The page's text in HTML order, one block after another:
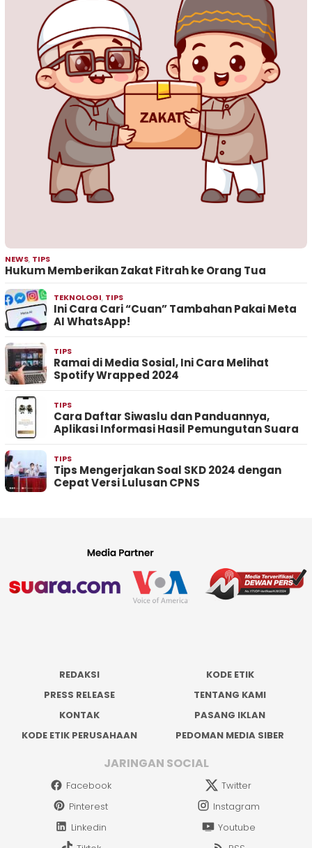
NEWS, TIPS
Hukum Memberikan Zakat Fitrah ke Orang Tua
TEKNOLOGI, TIPS
Ini Cara Cari “Cuan” Tambahan Pakai Meta
AI WhatsApp!
TIPS
Ramai di Media Sosial, Ini Cara Melihat
Spotify Wrapped 2024
TIPS
Cara Daftar Siwaslu dan Panduannya,
Aplikasi Informasi Hasil Pemungutan Suara
TIPS
Tips Mengerjakan Soal SKD 2024 dengan
Cepat Versi Lulusan CPNS
REDAKSI
KODE ETIK
PRESS RELEASE
TENTANG KAMI
KONTAK
PASANG IKLAN
KODE ETIK PERUSAHAAN
PEDOMAN MEDIA SIBER
JARINGAN SOCIAL
Facebook
Twitter
Pinterest
Instagram
Linkedin
Youtube